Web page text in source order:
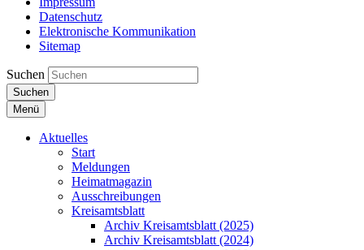
Datenschutz
Elektronische Kommunikation
Sitemap
Suchen
Suchen
Menü
Aktuelles
Start
Meldungen
Heimatmagazin
Ausschreibungen
Kreisamtsblatt
Archiv Kreisamtsblatt (2025)
Archiv Kreisamtsblatt (2024)